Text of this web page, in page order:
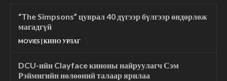
“The Simpsons” цуврал 40 дүгээр бүлгээр өндөрлөж
магадгүй
MOVIES | КИНО УРЛАГ
DCU-ийн Clayface киноны найруулагч Сэм
Рэймигийн нөлөөний талаар ярилаа